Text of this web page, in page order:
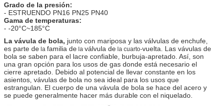
Grado de la presión:
- ESTRUENDO PN16 PN25 PN40
Gama de temperaturas:
- -20°C~185°C
La vávula de bola, junto con mariposa y las válvulas de enchufe,
es parte de la familia de la válvula de la cuarto-vuelta. Las vávulas de
bola se saben para el lacre confiable, burbuja-apretado. Así, son
una gran opción para los usos de gas donde está necesario el
cierre apretado. Debido al potencial de llevar constante en los
asientos, vávulas de bola no sea ideal para los usos que
estrangulan. El cuerpo de una vávula de bola se hace del acero y
se puede generalmente hacer más durable con el niquelado.